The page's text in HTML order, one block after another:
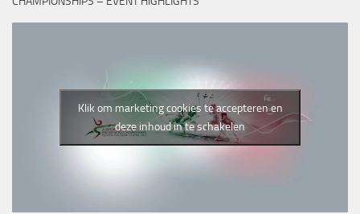
Klik om marketing cookies te accepteren en
deze inhoud in te schakelen